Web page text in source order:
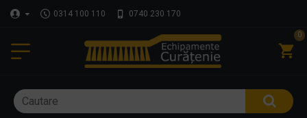
0314 100 110 0740 230 170
0